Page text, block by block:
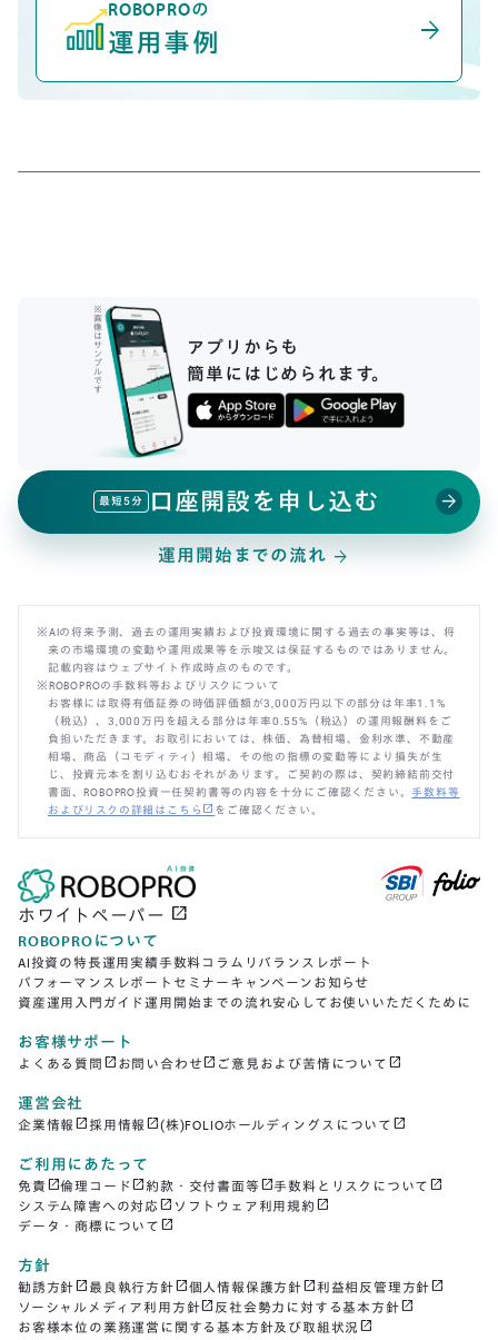
ROBOPROの
運用事例 arrow_forward
※
画
像
は
サ
ン
プ
ル
で
す
アプリからも
簡単にはじめられます。
最短5分 口座開設を申し込む arrow_forward
運用開始までの流れ arrow_forward
※AIの将来予測、過去の運用実績および投資環境に関する過去の事実等は、将
来の市場環境の変動や運用成果等を示唆又は保証するものではありません。
記載内容はウェブサイト作成時点のものです。
※ROBOPROの手数料等およびリスクについて
お客様には取得有価証券の時価評価額が3,000万円以下の部分は年率1.1%
（税込）、3,000万円を超える部分は年率0.55%（税込）の運用報酬料をご
負担いただきます。お取引においては、株価、為替相場、金利水準、不動産
相場、商品（コモディティ）相場、その他の指標の変動等により損失が生
じ、投資元本を割り込むおそれがあります。ご契約の際は、契約締結前交付
書面、ROBOPRO投資一任契約書等の内容を十分にご確認ください。手数料等
およびリスクの詳細はこちら open_in_new をご確認ください。
ホワイトペーパー open_in_new
ROBOPROについて
AI投資の特長運用実績手数料 コラム リバランスレポート
パフォーマンスレポート セミナー キャンペーン お知らせ
資産運用入門ガイド運用開始までの流れ安心してお使いいただくために
お客様サポート
よくある質問 open_in_new お問い合わせ open_in_new ご意見および苦情について open_in_new
運営会社
企業情報 open_in_new採用情報 open_in_new(株)FOLIOホールディングスについて open_in_new
ご利用にあたって
免責 open_in_new倫理コード open_in_new約款・交付書面等 open_in_new手数料とリスクについて open_in_new
システム障害への対応 open_in_new ソフトウェア利用規約 open_in_new
データ・商標について open_in_new
方針
勧誘方針 open_in_new 最良執行方針 open_in_new個人情報保護方針 open_in_new 利益相反管理方針 open_in_new
ソーシャルメディア利用方針 open_in_new 反社会勢力に対する基本方針 open_in_new
お客様本位の業務運営に関する基本方針及び取組状況 open_in_new